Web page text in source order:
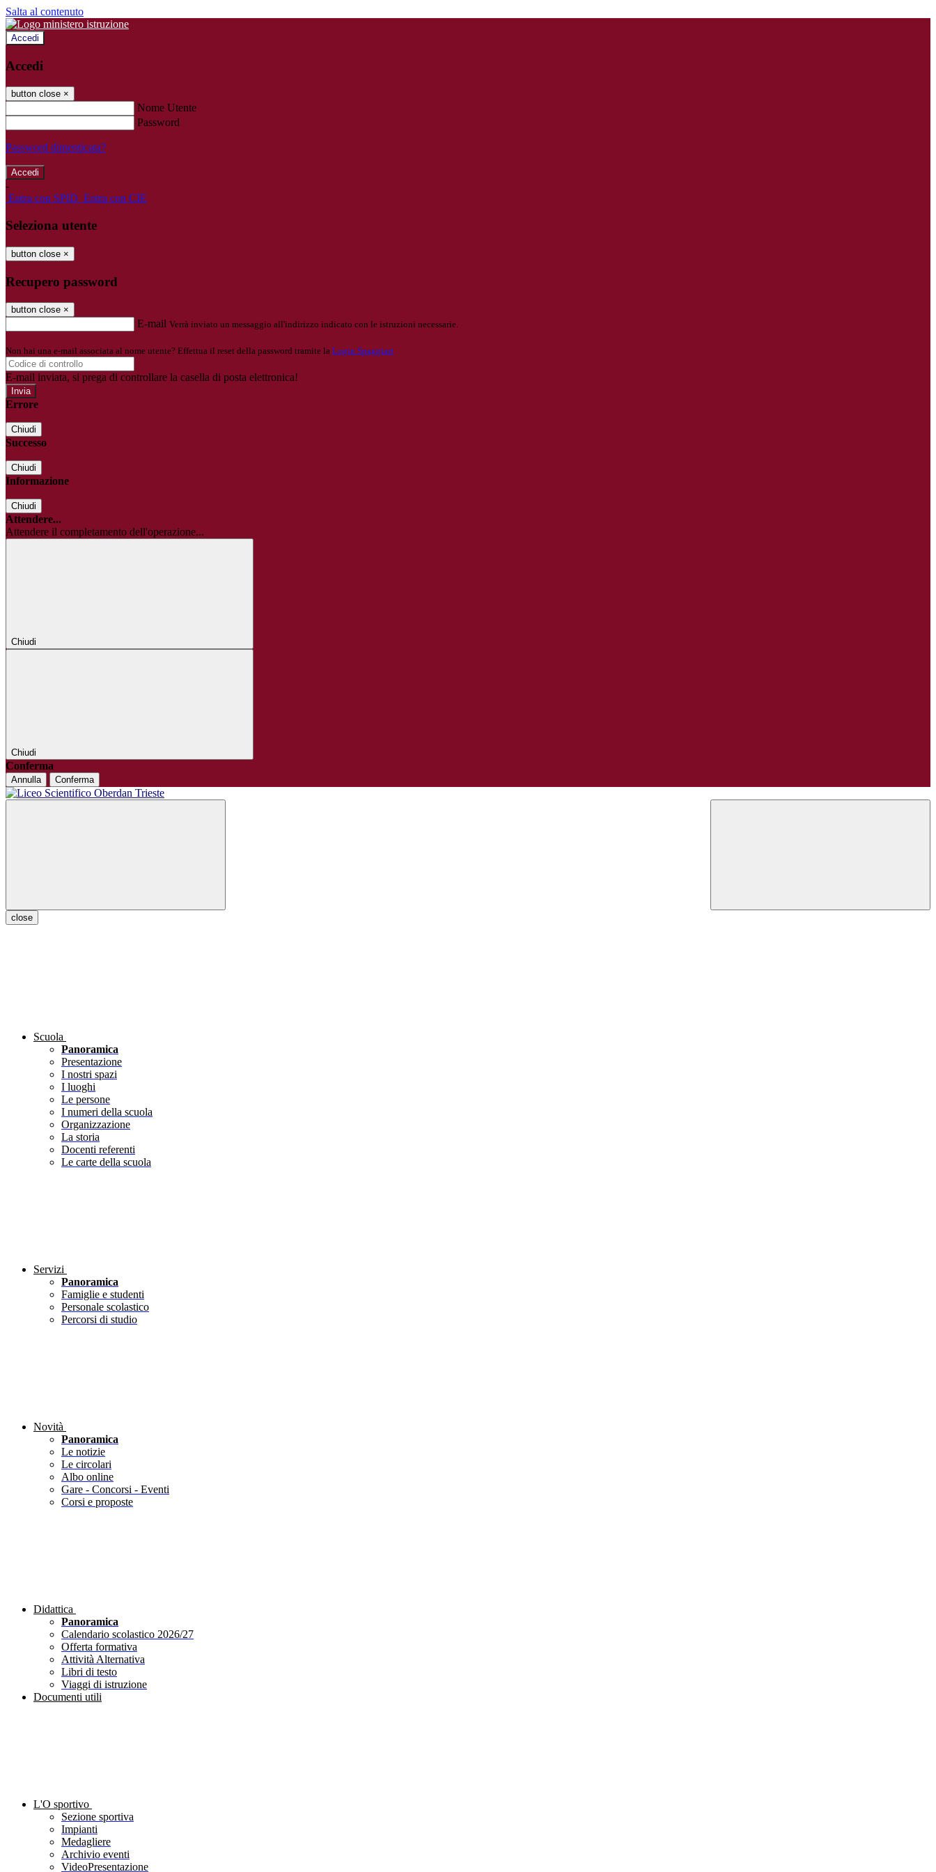
Salta al contenuto
Accedi
Accedi
button close ×
Nome Utente
Password
Password dimenticata?
-
Entra con SPID Entra con CIE
Seleziona utente
button close ×
Recupero password
button close ×
E-mail Verrà inviato un messaggio all'indirizzo indicato con le istruzioni necessarie.
Non hai una e-mail associata al nome utente? Effettua il reset della password tramite la Login Spaggiari
E-mail inviata, si prega di controllare la casella di posta elettronica!
Errore
Chiudi
Successo
Chiudi
Informazione
Chiudi
Attendere...
Attendere il completamento dell'operazione...
Chiudi
Chiudi
Conferma
Annulla Conferma
close
Scuola
Panoramica
Presentazione
I nostri spazi
I luoghi
Le persone
I numeri della scuola
Organizzazione
La storia
Docenti referenti
Le carte della scuola
Servizi
Panoramica
Famiglie e studenti
Personale scolastico
Percorsi di studio
Novità
Panoramica
Le notizie
Le circolari
Albo online
Gare - Concorsi - Eventi
Corsi e proposte
Didattica
Panoramica
Calendario scolastico 2026/27
Offerta formativa
Attività Alternativa
Libri di testo
Viaggi di istruzione
Documenti utili
L'O sportivo
Sezione sportiva
Impianti
Medagliere
Archivio eventi
VideoPresentazione